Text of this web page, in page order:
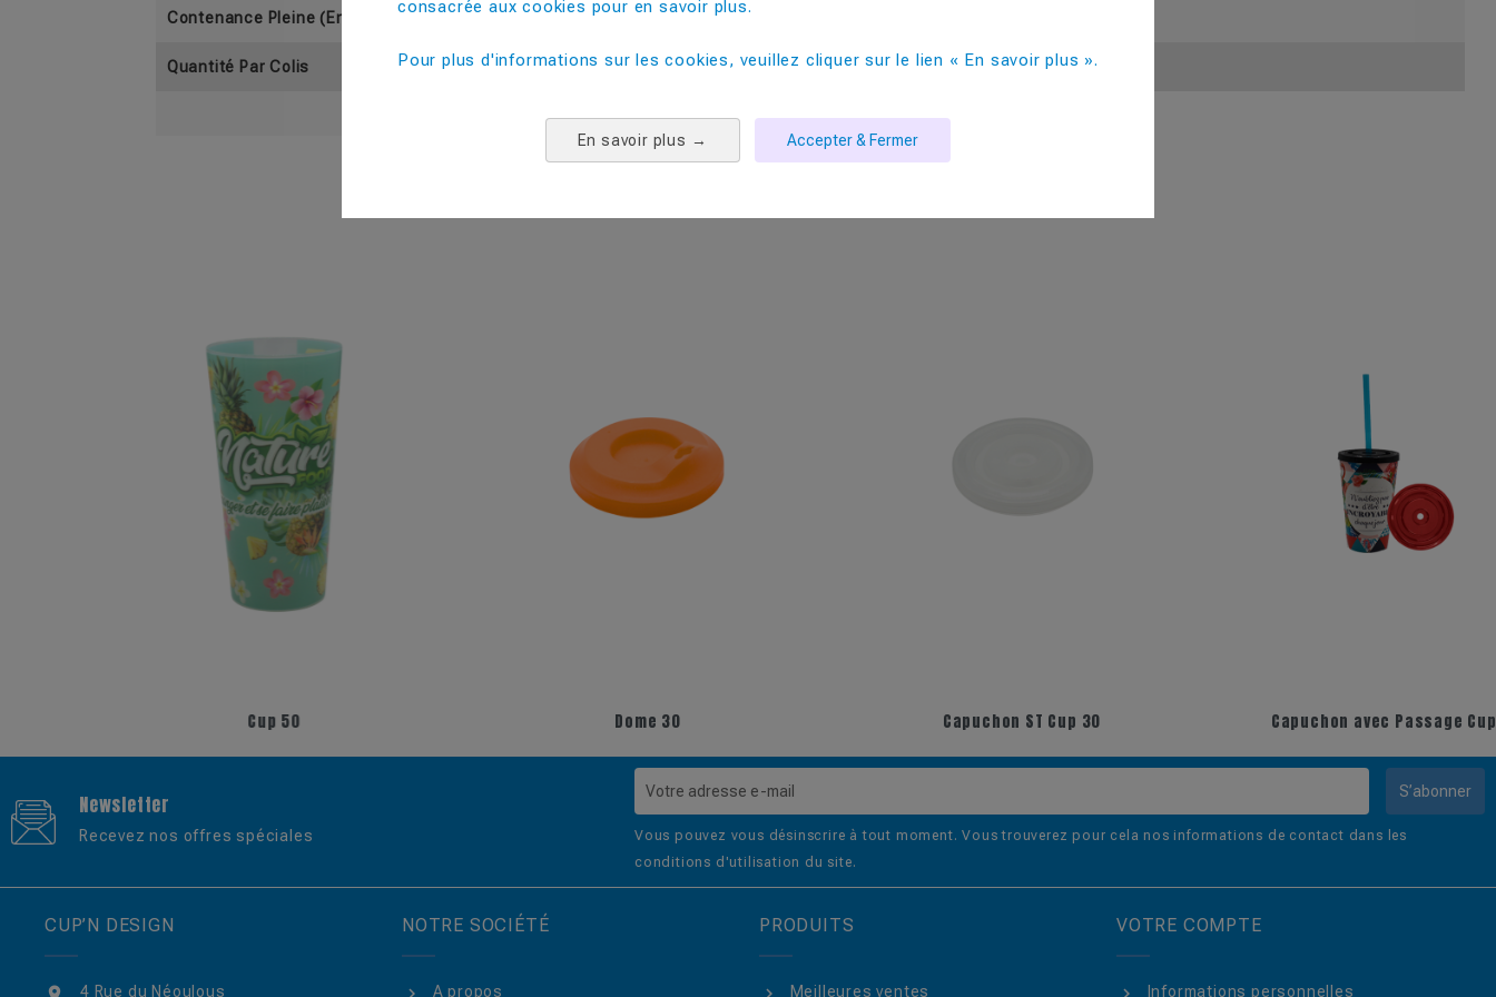
Contenance Pleine (En Cl)
Quantité Par Colis 500
Capuchon ST Cup 30 Capuchon avec Passage Cup 30
Newsletter
Recevez nos offres spéciales
S’abonner
Vous pouvez vous désinscrire à tout moment. Vous trouverez pour cela nos informations de contact dans les
conditions d'utilisation du site.
CUP’N DESIGN
4 Rue du Néoulous
NOTRE SOCIÉTÉ
A propos
PRODUITS
Meilleures ventes
VOTRE COMPTE
Informations personnelles
consacrée aux cookies pour en savoir plus. ​
Pour plus d'informations sur les cookies, veuillez cliquer sur le lien « En savoir plus ».
En savoir plus → Accepter & Fermer